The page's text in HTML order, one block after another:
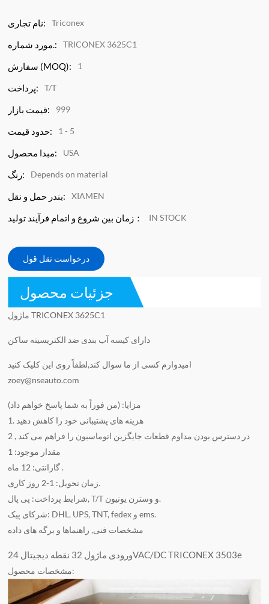
نام تجاری: Triconex
مورد شماره.: TRICONEX 3625C1
سفارش (MOQ): 1
پرداخت: T/T
قیمت بازار: 999
حدود قیمت: 1 - 5
مبدا محصول: USA
رنگ: Depends on material
بندر حمل و نقل: XIAMEN
زمان بین شروع و اتمام فرآیند تولید： IN STOCK
درخواست نقل قول
جزئیات محصول
ماژول TRICONEX 3625C1
دارای کیسه آب بندی ضد الکتریسیته ساکن
امیدوارم کسی از ما سوال کند,لطفاً روی این کلیک کنید
zoey@nseauto.com
مزایا: (من فوراً به شما پاسخ خواهم داد)
1. هزینه های پشتیبانی خود را کاهش دهید
2 , در دسترس بودن مداوم قطعات جایگزین اتوماسیون را فراهم می کند
مقدار موجود: 1
گارانتی: 12 ماه .
زمان تحویل: 1-2 روز کاری.
شرایط پرداخت: پی پال, T/T و وسترن یونیون.
شرکای پیک: DHL, UPS, TNT, fedex و ems.
مشخصات فنی, راهنماها و برگه های داده
ورودی ماژول 32 نقطه دیجیتال 24VAC/DC TRICONEX 3503e
مشخصات محصول: